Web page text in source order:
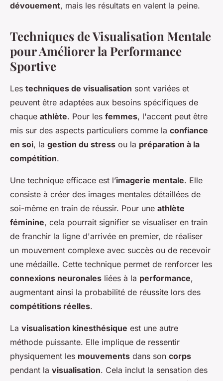
dévouement, mais les résultats en valent la peine.
Techniques de Visualisation Mentale
pour Améliorer la Performance
Sportive
Les techniques de visualisation sont variées et
peuvent être adaptées aux besoins spécifiques de
chaque athlète. Pour les femmes, l'accent peut être
mis sur des aspects particuliers comme la confiance
en soi, la gestion du stress ou la préparation à la
compétition.
Une technique efficace est l’imagerie mentale. Elle
consiste à créer des images mentales détaillées de
soi-même en train de réussir. Pour une athlète
féminine, cela pourrait signifier se visualiser en train
de franchir la ligne d'arrivée en premier, de réaliser
un mouvement complexe avec succès ou de recevoir
une médaille. Cette technique permet de renforcer les
connexions neuronales liées à la performance,
augmentant ainsi la probabilité de réussite lors des
compétitions réelles.
La visualisation kinesthésique est une autre
méthode puissante. Elle implique de ressentir
physiquement les mouvements dans son corps
pendant la visualisation. Cela inclut la sensation des